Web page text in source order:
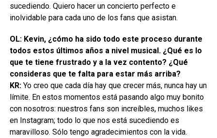
sucediendo. Quiero hacer un concierto perfecto e
inolvidable para cada uno de los fans que asistan.
OL: Kevin, ¿cómo ha sido todo este proceso durante
todos estos últimos años a nivel musical. ¿Qué es lo
que te tiene frustrado y a la vez contento? ¿Qué
consideras que te falta para estar más arriba?
KR: Yo creo que cada día hay que crecer más, nunca hay un
límite. En estos momentos está pasando algo muy bonito
con nosotros: nuestros fans son increíbles, muchos likes
en Instagram; todo lo que nos está sucediendo es
maravilloso. Sólo tengo agradecimientos con la vida.